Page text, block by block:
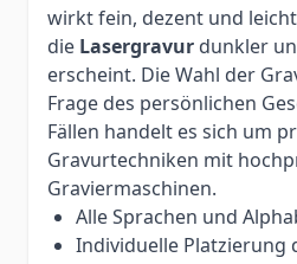
wirkt fein, dezent und
die Lasergravur dunkler
erscheint. Die Wahl der
Frage des persönlichen
Fällen handelt es sich um
Gravurtechniken mit
Graviermaschinen.
Alle Sprachen und
Individuelle Platzierung